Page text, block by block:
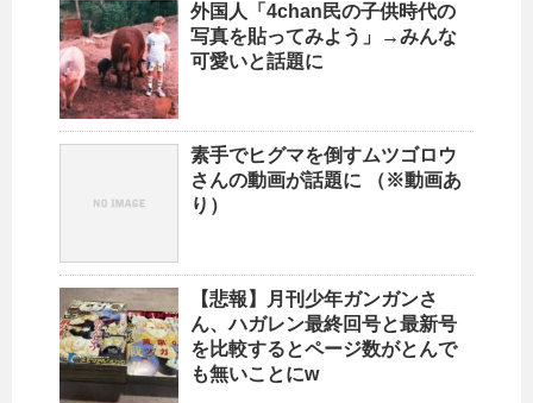
外国人「4chan民の子供時代の
写真を貼ってみよう」→みんな
可愛いと話題に
素手でヒグマを倒すムツゴロウ
さんの動画が話題に （※動画あ
り）
【悲報】月刊少年ガンガンさ
ん、ハガレン最終回号と最新号
を比較するとページ数がとんで
も無いことにw